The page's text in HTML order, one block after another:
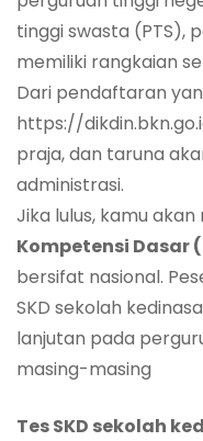
tinggi swasta (PTS),
memiliki rangkaian
Dari pendaftaran
https://
praja, dan taruna
administrasi.
Jika lulus, kamu
Kompetensi Dasar
bersifat nasional.
SKD sekolah
lanjutan pada
masing-masing
Tes SKD sekolah